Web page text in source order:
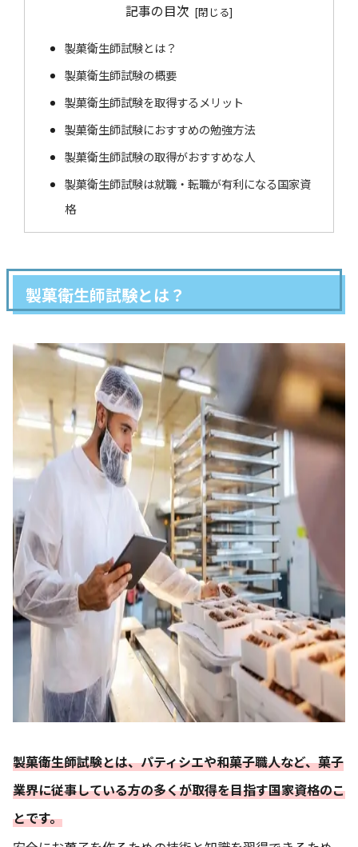
記事の目次
製菓衛生師試験とは？
製菓衛生師試験の概要
製菓衛生師試験を取得するメリット
製菓衛生師試験におすすめの勉強方法
製菓衛生師試験の取得がおすすめな人
製菓衛生師試験は就職・転職が有利になる国家資
格
製菓衛生師試験とは？
製菓衛生師試験とは、パティシエや和菓子職人など、菓子
業界に従事している方の多くが取得を目指す国家資格のこ
とです。